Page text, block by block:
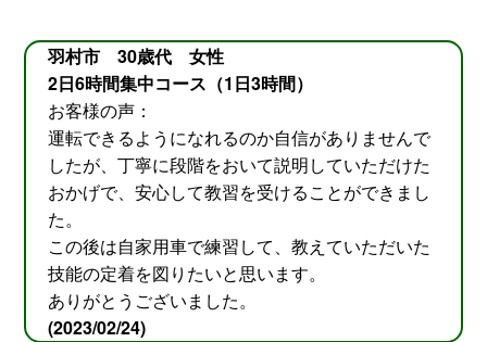
羽村市 30歳代 女性
2日6時間集中コース（1日3時間）
お客様の声：
運転できるようになれるのか自信がありませんで
したが、丁寧に段階をおいて説明していただけた
おかげで、安心して教習を受けることができまし
た。
この後は自家用車で練習して、教えていただいた
技能の定着を図りたいと思います。
ありがとうございました。
(2023/02/24)